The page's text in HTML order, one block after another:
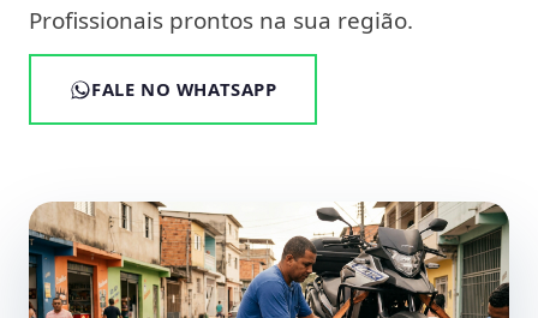
Profissionais prontos na sua região.
FALE NO WHATSAPP